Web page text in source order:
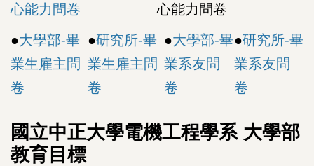
心能力問卷
心能力問卷
●大學部-畢
業生雇主問
卷
●研究所-畢
業生雇主問
卷
●大學部-畢
業系友問
卷
●研究所-畢
業系友問
卷
國立中正大學電機工程學系 大學部
教育目標